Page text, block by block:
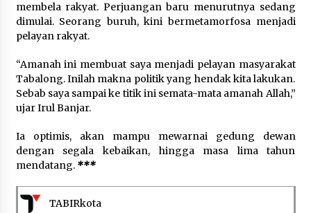
membela rakyat. Perjuangan baru menurutnya sedang
dimulai. Seorang buruh, kini bermetamorfosa menjadi
pelayan rakyat.
“Amanah ini membuat saya menjadi pelayan masyarakat
Tabalong. Inilah makna politik yang hendak kita lakukan.
Sebab saya sampai ke titik ini semata-mata amanah Allah,”
ujar Irul Banjar.
Ia optimis, akan mampu mewarnai gedung dewan
dengan segala kebaikan, hingga masa lima tahun
mendatang. ***
TABIRkota